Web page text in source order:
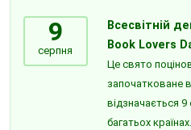
9
серпня
Всесвітній
Book Lovers
Це свято
започатковане
відзначається
багатьох країнах.